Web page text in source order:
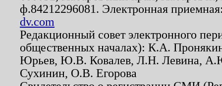
ф.84212296081. Электронная
dv.com
Редакционный совет электронного
общественных началах): К.А.
Юрьев, Ю.В. Ковалев, Л.Н. Левина,
Сухинин, О.В. Егорова